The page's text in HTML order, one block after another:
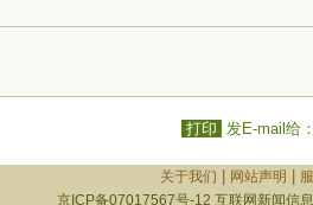
打印 发E-mail给
关于我们 网站声明
京ICP备07017567号-12 互联网新闻信